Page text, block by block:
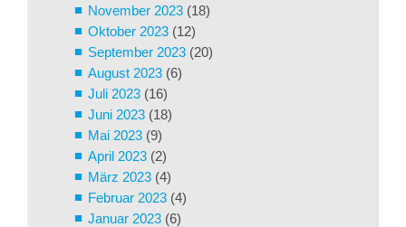
November 2023 (18)
Oktober 2023 (12)
September 2023 (20)
August 2023 (6)
Juli 2023 (16)
Juni 2023 (18)
Mai 2023 (9)
April 2023 (2)
März 2023 (4)
Februar 2023 (4)
Januar 2023 (6)